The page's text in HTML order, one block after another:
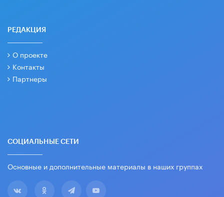
РЕДАКЦИЯ
О проекте
Контакты
Партнеры
СОЦИАЛЬНЫЕ СЕТИ
Основные и дополнительные материалы в наших группах